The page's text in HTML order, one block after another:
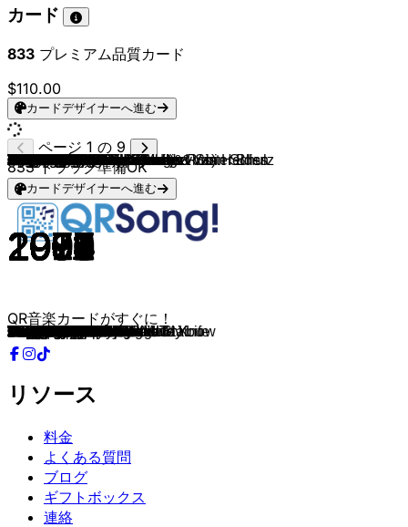
カード
833 プレミアム品質カード
$110.00
カードデザイナーへ進む
Massive Attack
1998
Angel
Portishead
1995
Glory Box
Chris Isaak
1990
Wicked Game
The Stranglers
1981
Golden Brown
Empire Of The Sun
2008
We Are The People
Gorillaz (feat. De La Soul)
2005
Feel Good
Nirvana
1993
Heart-Shaped Box
Muse
2006
Supermassive Black Hole
Arctic Monkeys
2013
Do I Wanna Know?
Evanescence
2003
Bring Me To Life
I Monster
1998
Daydream In Blue
Air
1998
Sexy Boy
Radiohead
1996
Romeo + juillet
The Cardigans
1996
Lovefool
Sixpence None The Richer
1998
Kiss Me
Robin S.
1992
Show Me Love
Technotronic
1989
Pump Up The Jam
CeCe Peniston
1991
Finally
Madison Avenue
1999
Don't Call Me Baby
Shakedown
2002
At Night
Stardust
1998
Music Sounds Better With You
SNAP!
1992
Rhythm Is a Dancer
Corona
1994
The Rhythm of the Night
Ultra Naté
1997
Free
ATB
1999
9 PM
Rui Da Silva
2001
Touch Me
Inner City
1988
Good Life
Sonique
1998
It Feels So Good
Adamski & Seal
1990
Killer
Olive
1996
You're Not Alone
Livin' Joy
1994
Dreamer
Black Box
1990
Ride on Time
Modjo
2000
Lady
Real McCoy
1994
Another Night
Robert Miles
1995
Children
Junior Senior
2002
Move Your Feet
Indeep
1982
Last Night a D.J. Saved My Life
Paul Johnson
1999
Get Get Down
Run-D.M.C. (feat. Jason Nevins)
1983
It's Like That
Mylo
2004
Drop the Pressure
Phats & Small
1999
Turn Around
The Trammps
1976
Disco Inferno
Groove Armada
2001
Superstylin'
X-Press 2 & David Byrne
2002
Lazy
Basement Jaxx
2001
Romeo
Jamiroquai
2002
Love Foolosophy
Moloko
1998
Sing It Back
Nelly Furtado
2000
I'm Like A Bird
Natalie Imbruglia
1997
Torn
Dido
2003
White Flag
Seal
1995
Kiss from a Rose
Sisqo
1999
Thong Song
Nelly
2002
Hot In Herre
New Radicals
1998
You Get What You Give
Spin Doctors
1991
Two Princes
Eagle-Eye Cherry
1997
Save Tonight
Fugees
1996
Ready or Not
Luniz
1995
I Got 5 On It
The Bucketheads & Armand Van Helden
1995
The Bomb!
Chaka Khan
1984
I Feel for You
DeBarge
1985
Rhythm Of The Night
Stereo MC's
1992
Connected
La Roux
2009
Bulletproof
The Buggles
1979
Video Killed The Radio Star
Montell Jordan & Wino
1995
This Is How We Do It
Bloodhound Gang
1999
The Bad Touch
The Offspring
1998
Pretty Fly
Rage Against The Machine
1992
Killing In The Name
Disclosure & AlunaGeorge
2013
White Noise
Scatman John
1994
Scatman
Zombie Nation
1999
Kernkraft 400
Lou Bega
1999
Mambo No.5
Wild Cherry
1976
Play That Funky Music
Dirty Vegas
2001
Days Go By
Pat Benatar
1983
Love Is A Battlefield
McFadden & Whitehead
1979
Ain't No Stoppin' Us Now
Urban Cookie Collective
1993
The Key, The Secret
Bill Withers
1971
Ain't No Sunshine
4 Non Blondes
1993
What's Up?
Gotye & Kimbra
2011
Somebody That I Used To Know
Rihanna
2005
Pon de Replay
Sean Paul
2005
Temperature
Lilly Wood and The Prick & Robin Schulz
2014
Prayer in C
Hozier
2013
Take Me To Church
David Guetta & Sam Martin
2014
Dangerous
Imagine Dragons
2012
Radioactive
Labrinth
2011
Earthquake
Dizzee Rascal
2009
Bonkers
Wiley
2008
Wearing My Rolex
Maroon 5
2002
Harder To Breathe
The Prodigy
1997
Funky Shit
Faithless, Rollo Armstrong & Sister Bliss
1995
Salva Mea
Fatboy Slim
2001
Weapon of Choice
Leftfield
1999
Phat Planet
Red Hot Chili Peppers
1999
Californication
System Of A Down
2001
Chop Suey!
Linkin Park
2003
Somewhere I Belong
Limp Bizkit
2000
Rollin'
Foo Fighters
2007
The Pretender
Blur
1997
Song 2
ページ 1 の 9
833トラック準備OK
カードデザイナーへ進む
QR音楽カードがすぐに！
リソース
料金
よくある質問
ブログ
ギフトボックス
連絡